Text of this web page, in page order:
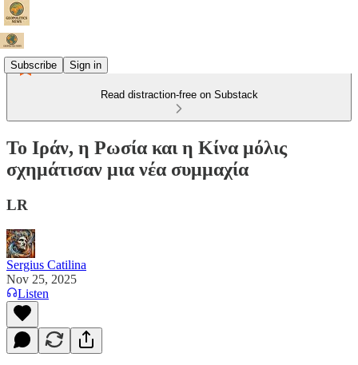
Subscribe Sign in
Read distraction-free on Substack
Το Ιράν, η Ρωσία και η Κίνα μόλις
σχημάτισαν μια νέα συμμαχία
LR
Sergius Catilina
Nov 25, 2025
Listen